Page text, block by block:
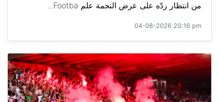
من انتظار ردّه على عرض النجمة علم Footba...
04-08-2026 20:16 pm